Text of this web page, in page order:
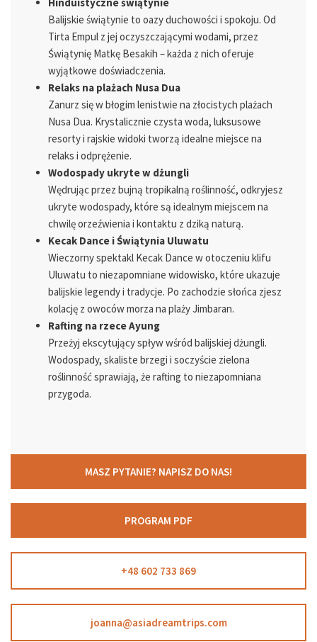
Balijskie świątynie to oazy duchowości i spokoju. Od
Tirta Empul z jej oczyszczającymi wodami, przez
Świątynię Matkę Besakih – każda z nich oferuje
wyjątkowe doświadczenia.
Relaks na plażach Nusa Dua
Zanurz się w błogim lenistwie na złocistych plażach
Nusa Dua. Krystalicznie czysta woda, luksusowe
resorty i rajskie widoki tworzą idealne miejsce na
relaks i odprężenie.
Wodospady ukryte w dżungli
Wędrując przez bujną tropikalną roślinność, odkryjesz
ukryte wodospady, które są idealnym miejscem na
chwilę orzeźwienia i kontaktu z dziką naturą.
Kecak Dance i Świątynia Uluwatu
Wieczorny spektakl Kecak Dance w otoczeniu klifu
Uluwatu to niezapomniane widowisko, które ukazuje
balijskie legendy i tradycje. Po zachodzie słońca zjesz
kolację z owoców morza na plaży Jimbaran.
Rafting na rzece Ayung
Przeżyj ekscytujący spływ wśród balijskiej dżungli.
Wodospady, skaliste brzegi i soczyście zielona
roślinność sprawiają, że rafting to niezapomniana
przygoda.
MASZ PYTANIE? NAPISZ DO NAS!
PROGRAM PDF
+48 602 733 869
joanna@asiadreamtrips.com